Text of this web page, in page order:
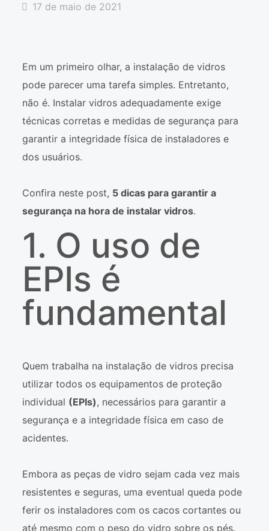
17 de maio de 2021
Em um primeiro olhar, a instalação de vidros
pode parecer uma tarefa simples. Entretanto,
não é. Instalar vidros adequadamente exige
técnicas corretas e medidas de segurança para
garantir a integridade física de instaladores e
dos usuários.
Confira neste post, 5 dicas para garantir a
segurança na hora de instalar vidros.
1. O uso de
EPIs é
fundamental
Quem trabalha na instalação de vidros precisa
utilizar todos os equipamentos de proteção
individual (EPIs), necessários para garantir a
segurança e a integridade física em caso de
acidentes.
Embora as peças de vidro sejam cada vez mais
resistentes e seguras, uma eventual queda pode
ferir os instaladores com os cacos cortantes ou
até mesmo com o peso do vidro sobre os pés.